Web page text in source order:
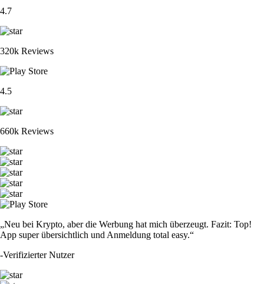
4.7
320k Reviews
4.5
660k Reviews
„Neu bei Krypto, aber die Werbung hat mich überzeugt. Fazit: Top!
App super übersichtlich und Anmeldung total easy.“
-Verifizierter Nutzer